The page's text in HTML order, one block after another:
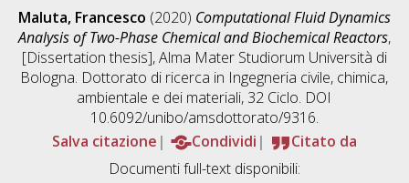
Maluta, Francesco (2020) Computational Fluid Dynamics
Analysis of Two-Phase Chemical and Biochemical Reactors,
[Dissertation thesis], Alma Mater Studiorum Università di
Bologna. Dottorato di ricerca in Ingegneria civile, chimica,
ambientale e dei materiali, 32 Ciclo. DOI
10.6092/unibo/amsdottorato/9316.
Salva citazione
Condividi
Citato da
Documenti full-text disponibili: